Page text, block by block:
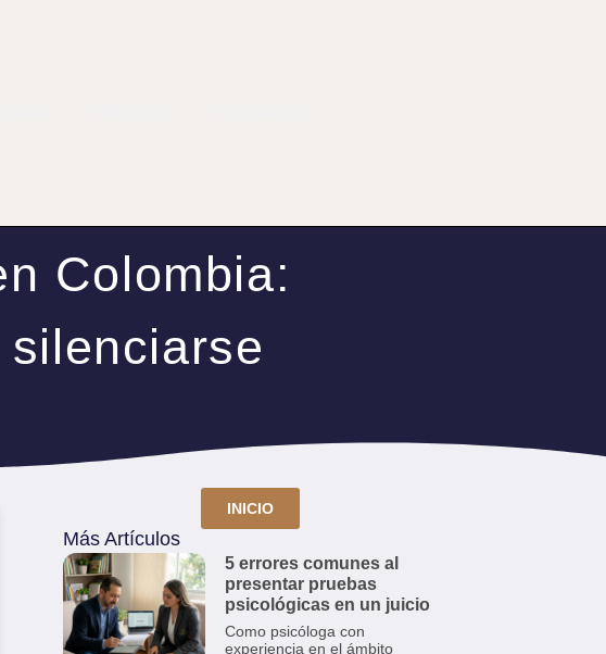
Colombia:
INICIO
Más Artículos
5 errores comunes al
presentar pruebas
psicológicas en un juicio
Como psicóloga con
experiencia en el ámbito